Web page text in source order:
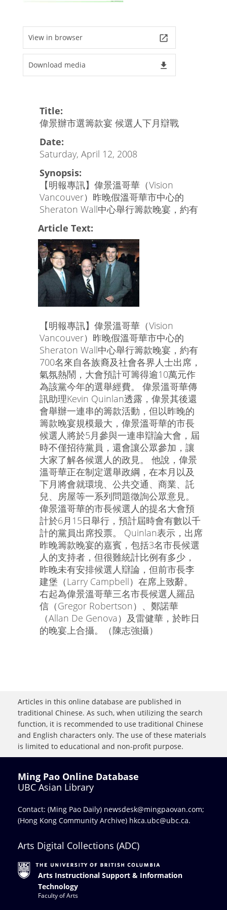
View in browser launch
Download media file_download
Title:
偉景辦市選籌款宴 候選人下月辯戰
Date:
Saturday, April 12, 2008
Synopsis:
【明報專訊】偉景溫哥華（Vision
Vancouver）昨晚假溫哥華市中心的
Sheraton Wall中心舉行籌款晚宴，約有
Article Text:
【明報專訊】偉景溫哥華（Vision
Vancouver）昨晚假溫哥華市中心的
Sheraton Wall中心舉行籌款晚宴，約有
700名來自各族裔及社會各界人士出席，
氣氛熱鬧，大會預計可籌得逾10萬元作
為該黨今年的選舉經費。 偉景溫哥華傳
訊助理Kevin Quinlan透露，偉景其後還
會舉辦一連串的籌款活動，但以昨晚的
籌款晚宴規模最大，偉景溫哥華的市長
候選人將於5月參與一連串辯論大會，屆
時不僅招待黨員，還會讓公眾參加，讓
大家了解各候選人的政見。 他說，偉景
溫哥華正在制定選舉政綱，在本月以及
下月將會就環境、公共交通、商業、託
兒、房屋等一系列問題徵詢公眾意見。
偉景溫哥華的市長候選人的提名大會預
計於6月15日舉行，預計屆時會有數以千
計的黨員出席投票。 Quinlan表示，出席
昨晚籌款晚宴的嘉賓，包括3名市長候選
人的支持者，但很難統計比例有多少，
昨晚未有安排候選人辯論，但前市長李
建堡（Larry Campbell）在席上致辭。
右起為偉景溫哥華三名市長候選人羅品
信（Gregor Robertson）、鄭諾華
（Allan De Genova）及雷健華，於昨日
的晚宴上合攝。（陳志強攝）
Articles in this online database are published in
traditional Chinese. As such, when utilizing the search
function, it is recommended to use traditional Chinese
and English characters only. The use of these materials
is limited to educational and non-profit purpose.
Ming Pao Online Database
UBC Asian Library
Contact: (Ming Pao Daily) newsdesk@mingpaovan.com;
(Hong Kong Community Archive) hkca.ubc@ubc.ca.
Arts Digital Collections (ADC)
Arts Instructional Support & Information
Technology
Faculty of Arts